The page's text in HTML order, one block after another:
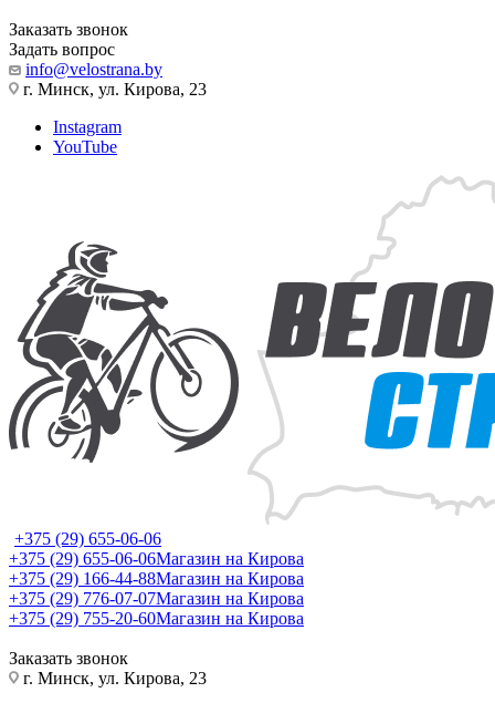
Заказать звонок
Задать вопрос
info@velostrana.by
г. Минск, ул. Кирова, 23
Instagram
YouTube
+375 (29) 655-06-06
+375 (29) 655-06-06Магазин на Кирова
+375 (29) 166-44-88Магазин на Кирова
+375 (29) 776-07-07Магазин на Кирова
+375 (29) 755-20-60Магазин на Кирова
Заказать звонок
г. Минск, ул. Кирова, 23